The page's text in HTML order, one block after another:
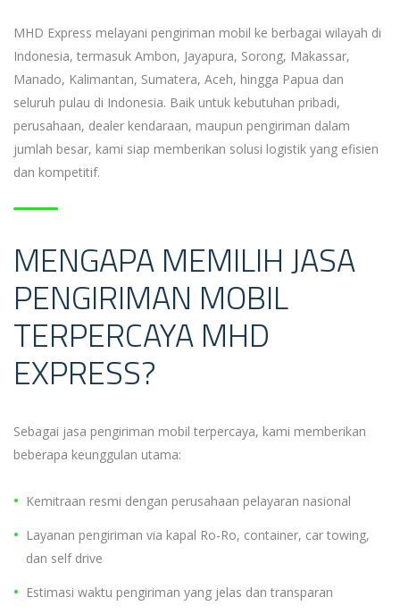
MHD Express melayani pengiriman mobil ke berbagai wilayah di
Indonesia, termasuk Ambon, Jayapura, Sorong, Makassar,
Manado, Kalimantan, Sumatera, Aceh, hingga Papua dan
seluruh pulau di Indonesia. Baik untuk kebutuhan pribadi,
perusahaan, dealer kendaraan, maupun pengiriman dalam
jumlah besar, kami siap memberikan solusi logistik yang efisien
dan kompetitif.
MENGAPA MEMILIH JASA
PENGIRIMAN MOBIL
TERPERCAYA MHD
EXPRESS?
Sebagai jasa pengiriman mobil terpercaya, kami memberikan
beberapa keunggulan utama:
Kemitraan resmi dengan perusahaan pelayaran nasional
Layanan pengiriman via kapal Ro-Ro, container, car towing,
dan self drive
Estimasi waktu pengiriman yang jelas dan transparan